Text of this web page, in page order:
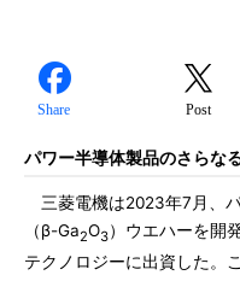
Share Post
パワー半導体製品のさらな
三菱電機は2023年7月、
（β-Ga2O3）ウエハーを開
テクノロジーに出資した。